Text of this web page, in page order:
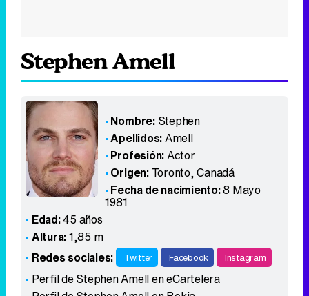
Stephen Amell
Nombre: Stephen
Apellidos:Amell
Profesión:Actor
Origen: Toronto,Canadá
Fecha de nacimiento:8 Mayo
1981
Edad:45 años
Altura:1,85 m
Redes sociales:
Twitter Facebook Instagram
Perfil de Stephen Amell en eCartelera